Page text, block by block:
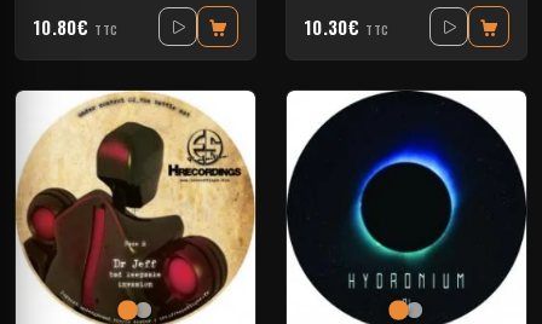
10.80€ TTC 10.30€ TTC